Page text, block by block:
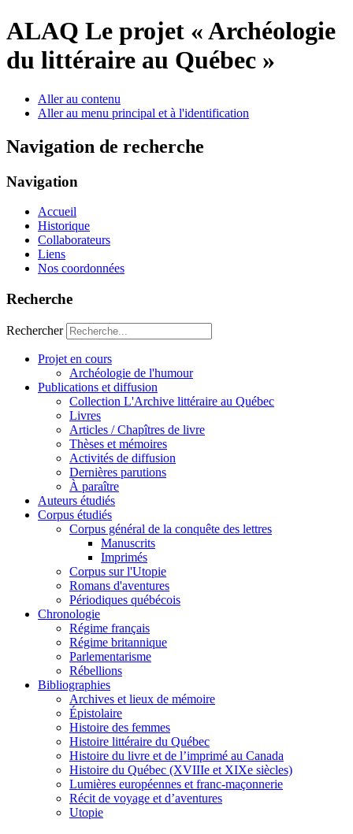
ALAQ Le projet « Archéologie
du littéraire au Québec »
Aller au contenu
Aller au menu principal et à l'identification
Navigation de recherche
Navigation
Accueil
Historique
Collaborateurs
Liens
Nos coordonnées
Recherche
Rechercher
Projet en cours
Archéologie de l'humour
Publications et diffusion
Collection L'Archive littéraire au Québec
Livres
Articles / Chapîtres de livre
Thèses et mémoires
Activités de diffusion
Dernières parutions
À paraître
Auteurs étudiés
Corpus étudiés
Corpus général de la conquête des lettres
Manuscrits
Imprimés
Corpus sur l'Utopie
Romans d'aventures
Périodiques québécois
Chronologie
Régime français
Régime britannique
Parlementarisme
Rébellions
Bibliographies
Archives et lieux de mémoire
Épistolaire
Histoire des femmes
Histoire littéraire du Québec
Histoire du livre et de l’imprimé au Canada
Histoire du Québec (XVIIIe et XIXe siècles)
Lumières européennes et franc-maçonnerie
Récit de voyage et d’aventures
Utopie